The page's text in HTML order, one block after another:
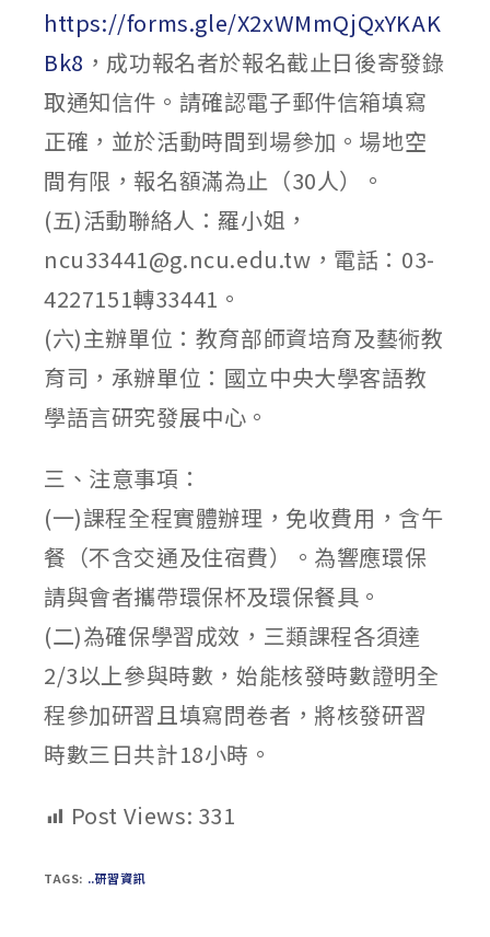
https://forms.gle/X2xWMmQjQxYKAK
Bk8 ，成功報名者於報名截止日後寄發錄
取通知信件。請確認電子郵件信箱填寫
正確，並於活動時間到場參加。場地空
間有限，報名額滿為止（30人）。
(五)活動聯絡人：羅小姐，
ncu33441@g.ncu.edu.tw，電話：03-
4227151轉33441。
(六)主辦單位：教育部師資培育及藝術教
育司，承辦單位：國立中央大學客語教
學語言研究發展中心。
三、注意事項：
(一)課程全程實體辦理，免收費用，含午
餐（不含交通及住宿費）。為響應環保
請與會者攜帶環保杯及環保餐具。
(二)為確保學習成效，三類課程各須達
2/3以上參與時數，始能核發時數證明全
程參加研習且填寫問卷者，將核發研習
時數三日共計18小時。
Post Views: 331
TAGS: ..研習資訊